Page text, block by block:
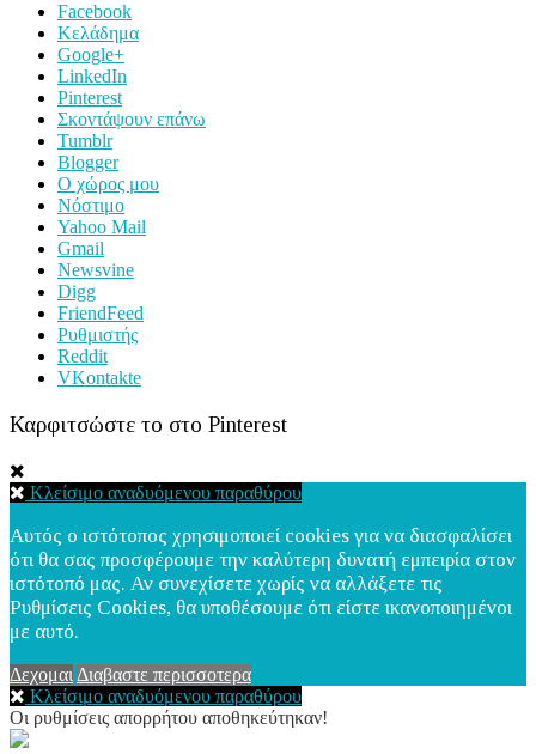
Facebook
Κελάδημα
Google+
LinkedIn
Pinterest
Σκοντάψουν επάνω
Tumblr
Blogger
Ο χώρος μου
Νόστιμο
Yahoo Mail
Gmail
Newsvine
Digg
FriendFeed
Ρυθμιστής
Reddit
VKontakte
Καρφιτσώστε το στο Pinterest
Κλείσιμο αναδυόμενου παραθύρου
Αυτός ο ιστότοπος χρησιμοποιεί cookies για να διασφαλίσει
ότι θα σας προσφέρουμε την καλύτερη δυνατή εμπειρία στον
ιστότοπό μας. Αν συνεχίσετε χωρίς να αλλάξετε τις
Ρυθμίσεις Cookies, θα υποθέσουμε ότι είστε ικανοποιημένοι
με αυτό.
Δεχομαι Διαβαστε περισσοτερα
Κλείσιμο αναδυόμενου παραθύρου
Οι ρυθμίσεις απορρήτου αποθηκεύτηκαν!